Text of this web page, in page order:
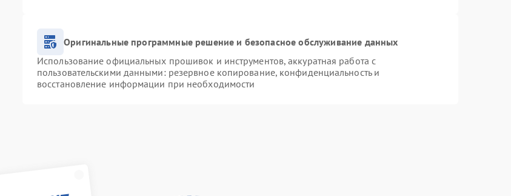
Оригинальные программные решение и безопасное обслуживание данных
Использование официальных прошивок и инструментов, аккуратная работа с
пользовательскими данными: резервное копирование, конфиденциальность и
восстановление информации при необходимости